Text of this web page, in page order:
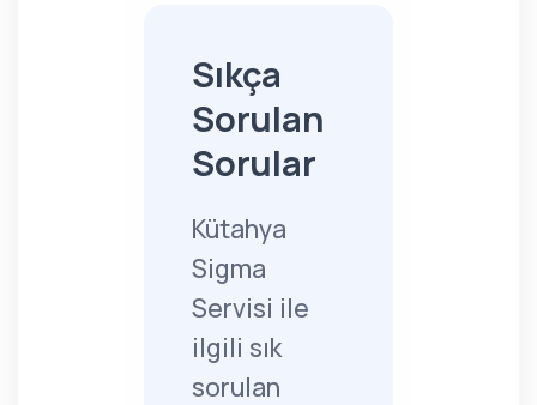
Sıkça
Sorulan
Sorular
Kütahya
Sigma
Servisi ile
ilgili sık
sorulan